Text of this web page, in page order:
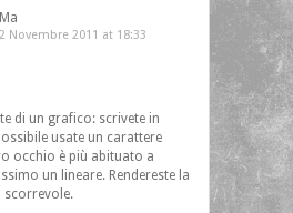
Novembre 2011 at 18:33
di un grafico: scrivete in
usate un carattere
occhio è più abituato a
un lineare. Rendereste la
scorrevole.